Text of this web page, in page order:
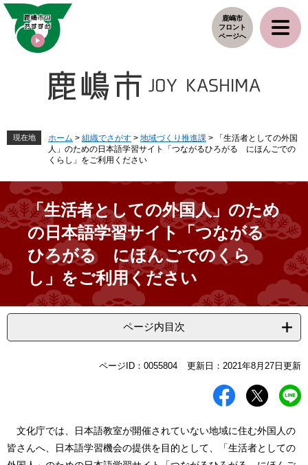
ペ
メ
鹿嶋市
フロント
ページへ
現在地 ホーム > 組織でさがす > 地域づくり推進課 >
「生活者としての外国
人」のための日本語学習サイト「つながるひろがる にほんごでの
くらし」をご利用ください
「生活者としての外国人」のため
の日本語学習サイト「つながる
ひろがる にほんごでのくら
し」をご利用ください
ページ内目次
ページID：0055804 更新日：2021年8月27日更新
文化庁では、日本語教室が開催されていない地域に住む外国人の
皆さんへ、日本語学習機会の提供を目的として、「生活者としての